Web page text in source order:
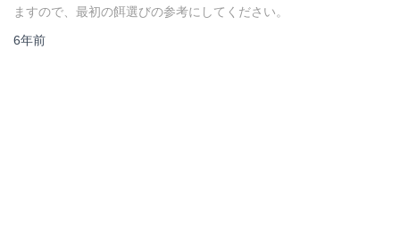
ますので、最初の餌選びの参考にしてください。
6年前